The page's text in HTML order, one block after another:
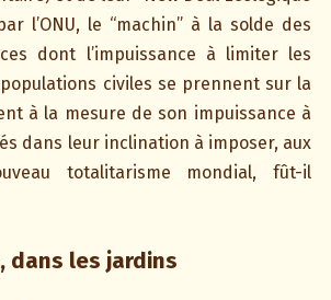
l’ONU, le “machin” à la solde des
dont l’impuissance à limiter les
civiles se prennent sur la
à la mesure de son impuissance à
dans leur inclination à imposer, aux
totalitarisme mondial, fût-il
dans les jardins